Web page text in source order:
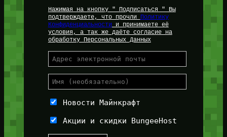
Нажимая на кнопку " Подписаться " Вы
подтверждаете, что прочли
Политику
Конфиденциальностии принимаете её
условия, а так же даёте согласие на
обработку Персональных Данных
Новости Майнкрафт
Акции и скидки BungeeHost